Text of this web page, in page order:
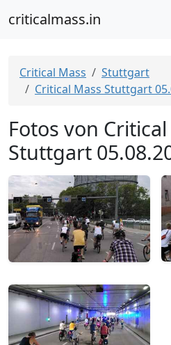
criticalmass.in
Critical Mass
Stuttgart
Critical Mass Stuttgart
Fotos von
Stuttgart